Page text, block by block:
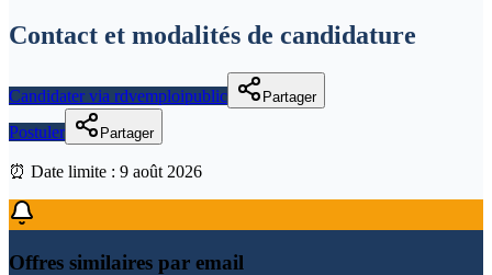
Contact et modalités de candidature
Candidater via rdvemploipublic Partager
Postuler Partager
⏰ Date limite : 9 août 2026
Offres similaires par email